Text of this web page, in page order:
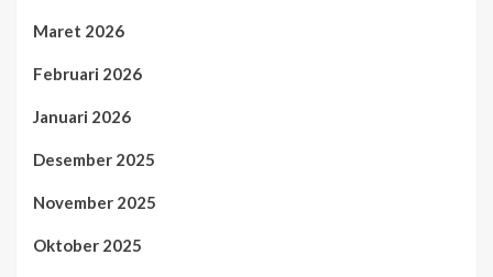
Maret 2026
Februari 2026
Januari 2026
Desember 2025
November 2025
Oktober 2025